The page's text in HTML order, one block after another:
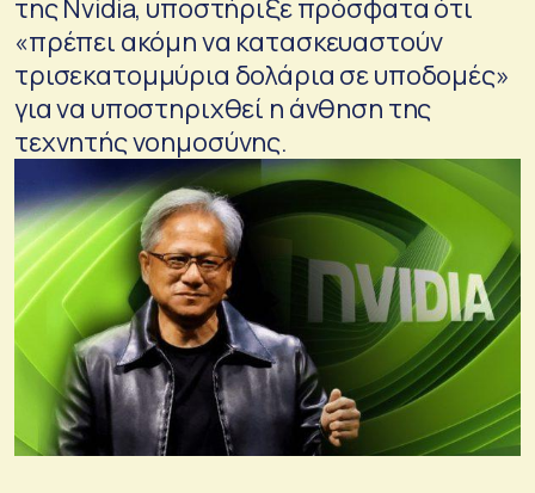
της Nvidia, υποστήριξε πρόσφατα ότι
«πρέπει ακόμη να κατασκευαστούν
τρισεκατομμύρια δολάρια σε υποδομές»
για να υποστηριχθεί η άνθηση της
τεχνητής νοημοσύνης.